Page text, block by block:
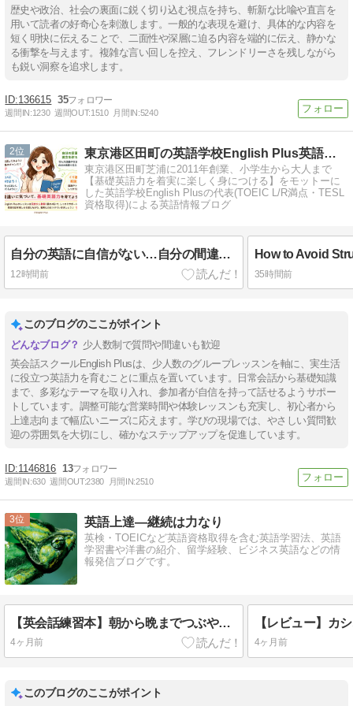
歴史や政治、社会の裏面に鋭く切り込む視点を持ち、斬新な比喩や直言を
用いて読者の好奇心を刺激します。一般的な表現を避け、具体的な内容を
短く明快に伝えることで、二面性や深層に迫る内容を端的に伝え、静かな
る衝撃を与えます。複雑な言い回しを控え、フレンドリーさを残しながら
も鋭い洞察を追求します。
136615 35
週間IN:1230 週間OUT:1510 月間IN:5240
2 東京港区田町の英語学校English Plus英語講師ブログ
東京港区田町芝浦に2011年創業、小学生から大人まで
【基礎英語力を着実に楽しく身につける】をモットーに
した英語学校English Plusの代表(TOEIC L/R満点・TESL
資格取得)による英語情報ブログ
自分の英語に自信がない…自分の間違いに自分で気づける基礎英語力をつける第一歩！English Plusレッスン受講生用2026年5月2週英語レッスンの復習
12時間前 35時間前
このブログのここがポイント
少人数制で質問や間違いも歓迎
英会話スクールEnglish Plusは、少人数のグループレッスンを軸に、実生活
に役立つ英語力を育むことに重点を置いています。日常会話から基礎知識
まで、多彩なテーマを取り入れ、参加者が自信を持って話せるようサポー
トしています。調整可能な営業時間や体験レッスンも充実し、初心者から
上達志向まで幅広いニーズに応えます。学びの現場では、やさしい質問歓
迎の雰囲気を大切にし、確かなステップアップを促進しています。
1146816 13
週間IN:630 週間OUT:2380 月間IN:2510
3 英語上達―継続は力なり
英検・TOEICなど英語資格取得を含む英語学習法、英語
学習書や洋書の紹介、留学経験、ビジネス英語などの情
報発信ブログです。
【英会話練習本】朝から晩までつぶやく英語表現200
4ヶ月前 4ヶ月前
このブログのここがポイント